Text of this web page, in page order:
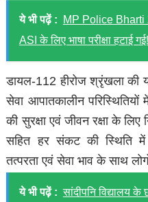
ये भी पढ़ें :
MP Police Bharti
ASI के लिए भाषा परीक्षा हटाई गई!
डायल-112 हीरोज श्रृंखला की
सेवा आपातकालीन
की सुरक्षा एवं जीवन रक्षा के
सहित हर संकट की स्थिति में
तत्परता एवं सेवा भाव के साथ
ये भी पढ़ें : सांदीपनि विद्यालय